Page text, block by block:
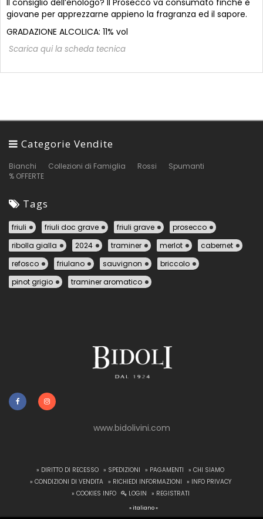
Il consiglio dell’enologo? Il Prosecco va consumato finché è
giovane per apprezzarne appieno la fragranza ed il sapore.
GRADAZIONE ALCOLICA: 11% vol
Scarica qui la scheda tecnica
Categorie Vendite
Bianchi Collezioni di Famiglia Rossi
Spumanti
% OFFERTE
Tags
friuli friuli doc grave friuli grave
prosecco
ribolla gialla
2024 traminer merlot
cabernet
refosco
friulano sauvignon
briccolo
pinot grigio
traminer aromatico
www.bidolivini.com
» DIRITTO DI RECESSO » SPEDIZIONI » PAGAMENTI » CHI SIAMO
» CONDIZIONI DI VENDITA » RICHIEDI INFORMAZIONI » INFO PRIVACY
» COOKIES INFO
LOGIN » REGISTRATI
» italiano «